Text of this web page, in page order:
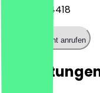
042142764418
Restaurant anrufen